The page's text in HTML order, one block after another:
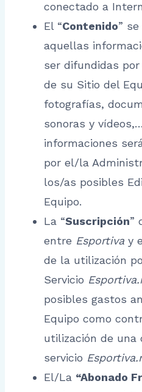
conectado a
El “Contenido”
aquellas
ser difundidas
de su Sitio del
fotografías,
sonoras y
informaciones
por el/la
los/as posibles
Equipo.
La “Suscripción”
entre Esportiva y
de la utilización
Servicio
posibles gastos
Equipo como
utilización de
servicio
El/La “Abonado